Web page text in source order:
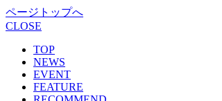
ページトップへ
CLOSE
TOP
NEWS
EVENT
FEATURE